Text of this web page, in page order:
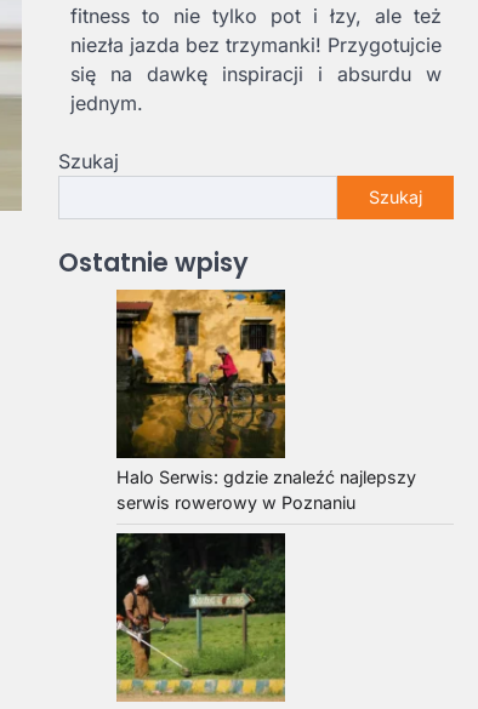
fitness to nie tylko pot i łzy, ale też
niezła jazda bez trzymanki! Przygotujcie
się na dawkę inspiracji i absurdu w
jednym.
Szukaj
Szukaj
Ostatnie wpisy
Halo Serwis: gdzie znaleźć najlepszy
serwis rowerowy w Poznaniu